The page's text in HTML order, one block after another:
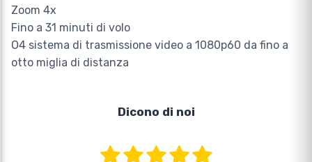
Zoom 4x
Fino a 31 minuti di volo
O4 sistema di trasmissione video a 1080p60 da fino a
otto miglia di distanza
Dicono di noi